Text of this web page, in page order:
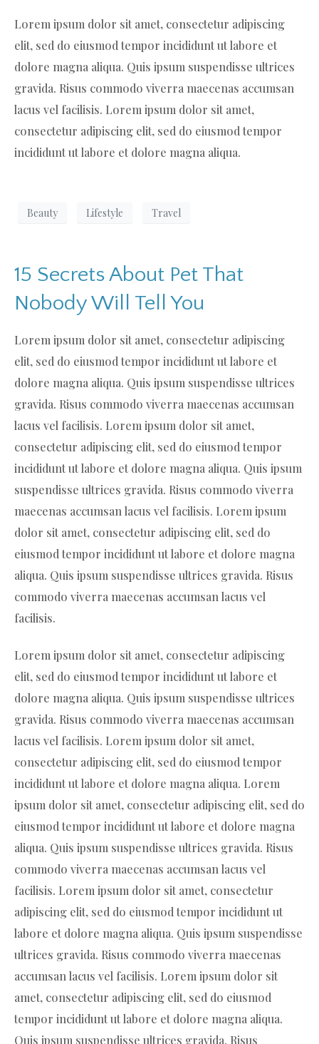
Lorem ipsum dolor sit amet, consectetur adipiscing
elit, sed do eiusmod tempor incididunt ut labore et
dolore magna aliqua. Quis ipsum suspendisse ultrices
gravida. Risus commodo viverra maecenas accumsan
lacus vel facilisis. Lorem ipsum dolor sit amet,
consectetur adipiscing elit, sed do eiusmod tempor
incididunt ut labore et dolore magna aliqua.
Beauty Lifestyle Travel
15 Secrets About Pet That
Nobody Will Tell You
Lorem ipsum dolor sit amet, consectetur adipiscing
elit, sed do eiusmod tempor incididunt ut labore et
dolore magna aliqua. Quis ipsum suspendisse ultrices
gravida. Risus commodo viverra maecenas accumsan
lacus vel facilisis. Lorem ipsum dolor sit amet,
consectetur adipiscing elit, sed do eiusmod tempor
incididunt ut labore et dolore magna aliqua. Quis ipsum
suspendisse ultrices gravida. Risus commodo viverra
maecenas accumsan lacus vel facilisis. Lorem ipsum
dolor sit amet, consectetur adipiscing elit, sed do
eiusmod tempor incididunt ut labore et dolore magna
aliqua. Quis ipsum suspendisse ultrices gravida. Risus
commodo viverra maecenas accumsan lacus vel
facilisis.
Lorem ipsum dolor sit amet, consectetur adipiscing
elit, sed do eiusmod tempor incididunt ut labore et
dolore magna aliqua. Quis ipsum suspendisse ultrices
gravida. Risus commodo viverra maecenas accumsan
lacus vel facilisis. Lorem ipsum dolor sit amet,
consectetur adipiscing elit, sed do eiusmod tempor
incididunt ut labore et dolore magna aliqua. Lorem
ipsum dolor sit amet, consectetur adipiscing elit, sed do
eiusmod tempor incididunt ut labore et dolore magna
aliqua. Quis ipsum suspendisse ultrices gravida. Risus
commodo viverra maecenas accumsan lacus vel
facilisis. Lorem ipsum dolor sit amet, consectetur
adipiscing elit, sed do eiusmod tempor incididunt ut
labore et dolore magna aliqua. Quis ipsum suspendisse
ultrices gravida. Risus commodo viverra maecenas
accumsan lacus vel facilisis. Lorem ipsum dolor sit
amet, consectetur adipiscing elit, sed do eiusmod
tempor incididunt ut labore et dolore magna aliqua.
Quis ipsum suspendisse ultrices gravida. Risus